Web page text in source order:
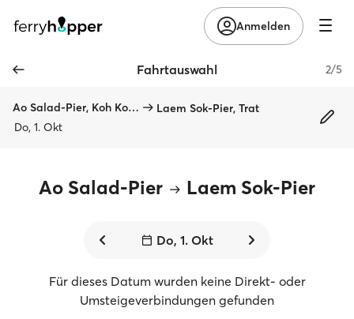
Anmelden
Fahrtauswahl 2/5
Ao Salad-Pier, Koh Kood
Laem Sok-Pier, Trat
Do, 1. Okt
Ao Salad-Pier Laem Sok-Pier
Do, 1. Okt
Für dieses Datum wurden keine Direkt- oder
Umsteigeverbindungen gefunden